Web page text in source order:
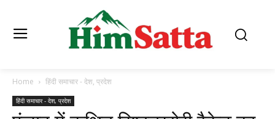
Home हिंदी समाचार - देश, प्रदेश
हिंदी समाचार - देश, प्रदेश